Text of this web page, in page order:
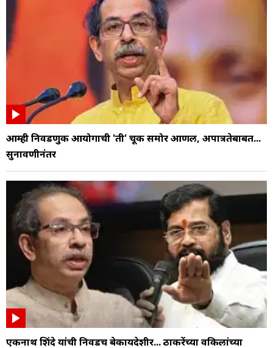
आम्ही निवडणुक आयोगाची 'ती' चूक समोर आणली, अपात्रतेबाबत...
सुनावणीनंतर
एकनाथ शिंदे यांची निवडच बेकायदेशीर... ठाकरेंच्या वकिलांच्या